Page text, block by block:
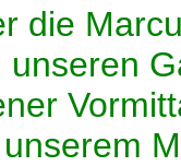
die